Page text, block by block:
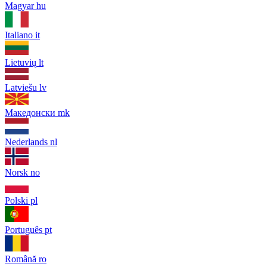
Magyar hu
Italiano it
Lietuvių lt
Latviešu lv
Македонски mk
Nederlands nl
Norsk no
Polski pl
Português pt
Română ro